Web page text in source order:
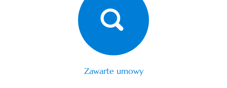
Zawarte umowy